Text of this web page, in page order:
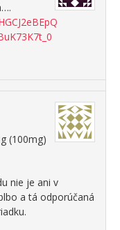
(100mg)
nie je ani v
a tá odporúčaná